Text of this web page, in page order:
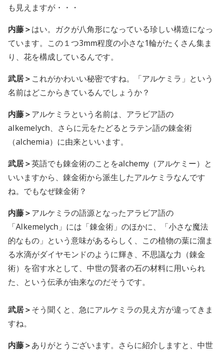
も見えますが・・・
内藤＞はい。ガクが八角形になっている珍しい構造になっ
ています。この１つ3mm程度の小さな1輪がたくさん集ま
り、花を構成しているんです。
武居＞ これがかわいい秘密ですね。「アルケミラ」という
名前はどこからきているんでしょうか？
内藤＞アルケミラという名前は、アラビア語の
alkemelych、さらに元をたどるとラテン語の錬金術
（alchemia）に由来といいます。
武居＞英語でも錬金術のことをalchemy（アルケミー）と
いいますから、錬金術から派生したアルケミラなんです
ね。でもなぜ錬金術？
内藤＞アルケミラの語源となったアラビア語の
「Alkemelych」には「錬金術」のほかに、「小さな魔法
的なもの」という意味があるらしく、この植物の葉に溜ま
る水滴がダイヤモンドのように輝き、不思議な力（錬金
術）を宿す水として、中世の賢者の石の材料に用いられ
た、という伝承が由来なのだそうです。
武居＞そう聞くと、急にアルケミラの見え方が違ってきま
すね。
内藤＞ありがとうございます。さらに紹介しますと、中世